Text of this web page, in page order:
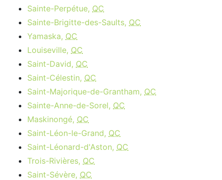
Sainte-Perpétue, QC
Sainte-Brigitte-des-Saults, QC
Yamaska, QC
Louiseville, QC
Saint-David, QC
Saint-Célestin, QC
Saint-Majorique-de-Grantham, QC
Sainte-Anne-de-Sorel, QC
Maskinongé, QC
Saint-Léon-le-Grand, QC
Saint-Léonard-d'Aston, QC
Trois-Rivières, QC
Saint-Sévère, QC